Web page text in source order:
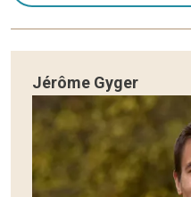
Jérôme Gyger